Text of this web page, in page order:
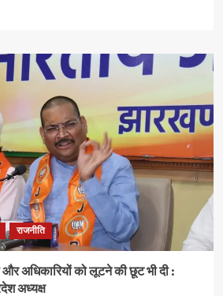
राजनीति
अधिकारियों को लूटने की छूट भी दी :
अध्यक्ष